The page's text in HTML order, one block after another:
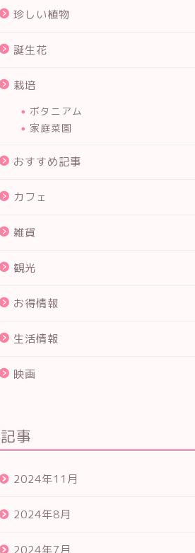
珍しい植物
誕生花
栽培
ボタニアム
家庭菜園
おすすめ記事
カフェ
雑貨
観光
お得情報
生活情報
映画
記事
2024年11月
2024年8月